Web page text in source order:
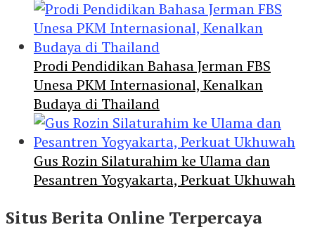
Prodi Pendidikan Bahasa Jerman FBS
Unesa PKM Internasional, Kenalkan
Budaya di Thailand
Gus Rozin Silaturahim ke Ulama dan
Pesantren Yogyakarta, Perkuat Ukhuwah
Situs Berita Online Terpercaya